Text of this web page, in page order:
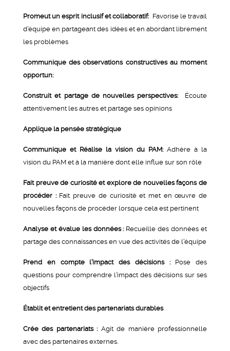
Promeut un esprit inclusif et collaboratif: Favorise le travail
d’équipe en partageant des idées et en abordant librement
les problèmes
Communique des observations constructives au moment
opportun:
Construit et partage de nouvelles perspectives:
Écoute
attentivement les autres et partage ses opinions
Applique la pensée stratégique
Communique et Réalise la vision du PAM: Adhère à la
vision du PAM et à la manière dont elle influe sur son rôle
Fait preuve de curiosité et explore de nouvelles façons de
procéder : Fait preuve de curiosité et met en œuvre de
nouvelles façons de procéder lorsque cela est pertinent
Analyse et évalue les données : Recueille des données et
partage des connaissances en vue des activités de l’équipe
Prend en compte l’impact des décisions : Pose des
questions pour comprendre l’impact des décisions sur ses
objectifs
Établit et entretient des partenariats durables
Crée des partenariats : Agit de manière professionnelle
avec des partenaires externes.